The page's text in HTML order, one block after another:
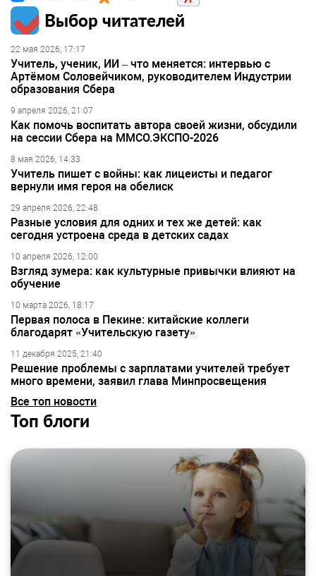
Выбор читателей
22 мая 2026, 17:17
Учитель, ученик, ИИ – что меняется: интервью с
Артёмом Соловейчиком, руководителем Индустрии
образования Сбера
9 апреля 2026, 21:07
Как помочь воспитать автора своей жизни, обсудили
на сессии Сбера на ММСО.ЭКСПО-2026
8 мая 2026, 14:33
Учитель пишет с войны: как лицеисты и педагог
вернули имя героя на обелиск
29 апреля 2026, 22:48
Разные условия для одних и тех же детей: как
сегодня устроена среда в детских садах
10 апреля 2026, 12:00
Взгляд зумера: как культурные привычки влияют на
обучение
10 марта 2026, 18:17
Первая полоса в Пекине: китайские коллеги
благодарят «Учительскую газету»
11 декабря 2025, 21:40
Решение проблемы с зарплатами учителей требует
много времени, заявил глава Минпросвещения
Все топ новости
Топ блоги